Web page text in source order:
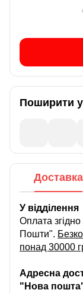
Поширити
Доставка
У
Оплата
Пошти".
понад 30000
Адресна
"Нова